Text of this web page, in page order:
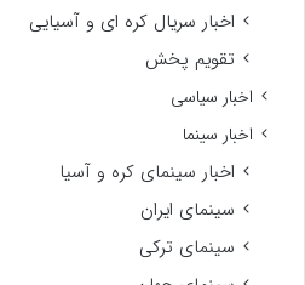
اخبار سریال کره ای و آسیایی
تقویم پخش
اخبار سیاسی
اخبار سینما
اخبار سینمای کره و آسیا
سینمای ایران
سینمای ترکی